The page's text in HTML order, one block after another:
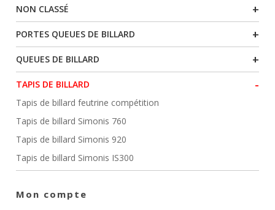
NON CLASSÉ +
PORTES QUEUES DE BILLARD +
QUEUES DE BILLARD +
TAPIS DE BILLARD -
Tapis de billard feutrine compétition
Tapis de billard Simonis 760
Tapis de billard Simonis 920
Tapis de billard Simonis IS300
Mon compte